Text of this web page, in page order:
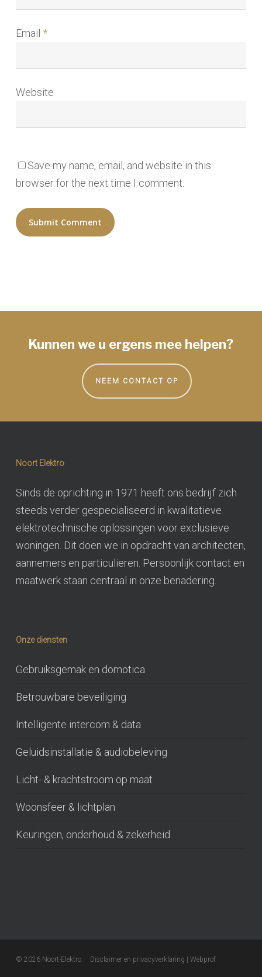
Email *
Website
Save my name, email, and website in this
browser for the next time I comment.
Kunnen we u ergens mee helpen?
NEEM CONTACT OP
Noort Elektro
Sinds de oprichting in 1971 heeft ons bedrijf zich
steeds verder gespecialiseerd in kwalitatieve
elektrotechnische oplossingen voor exclusieve
woningen. Dit doen we in opdracht van architecten,
aannemers en particulieren. Persoonlijk contact en
maatwerk staan centraal in onze benadering.
Onze diensten
Gebruiksgemak en domotica
Betrouwbare beveiliging
Intelligente intercom & data
Geluidsinstallatie & audiobeleving
Licht- & krachtstroom op maat
Woonsfeer & lichtplan
Keuringen, onderhoud & zekerheid
© 2026 Noort-Elektro. Disclaimer en privacyverklaring Webprof